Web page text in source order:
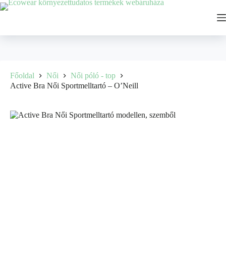
Főoldal Női
Női póló - top
Active Bra Női Sportmelltartó – O’Neill